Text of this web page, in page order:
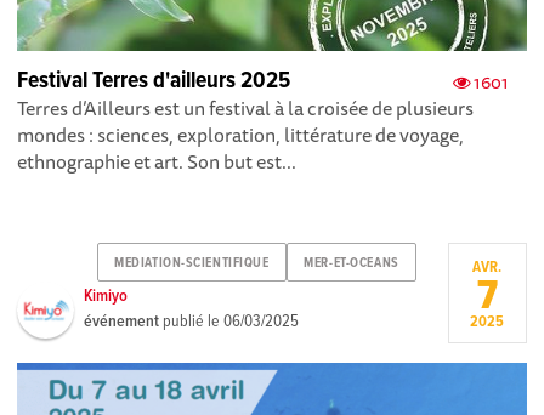
1601
Festival Terres d'ailleurs 2025
Terres d’Ailleurs est un festival à la croisée de plusieurs
mondes : sciences, exploration, littérature de voyage,
ethnographie et art. Son but est...
MEDIATION-SCIENTIFIQUE MER-ET-OCEANS
Kimiyo
événement publié le06/03/2025
AVR.
7
2025